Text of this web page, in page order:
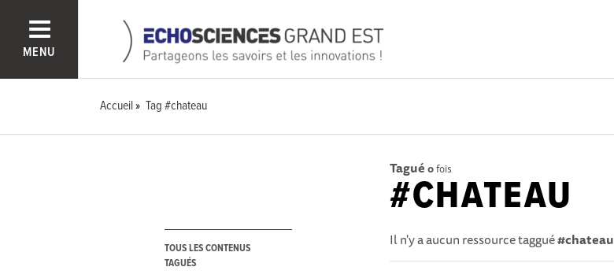
MENU
Accueil Tag #chateau
TOUS LES CONTENUS
TAGUÉS
Tagué 0fois
#CHATEAU
Il n'y a aucun ressource taggué#chateau